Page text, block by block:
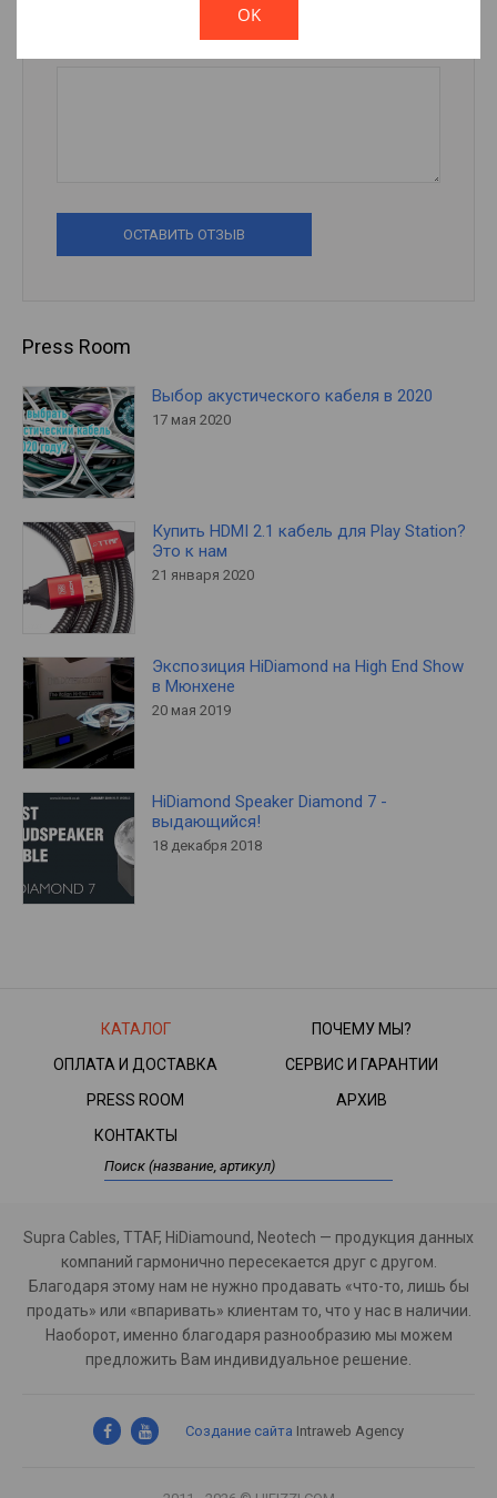
ОСТАВИТЬ ОТЗЫВ
Press Room
Выбор акустического кабеля в 2020
17 мая 2020
Купить HDMI 2.1 кабель для Play Station?
Это к нам
21 января 2020
Экспозиция HiDiamond на High End Show
в Мюнхене
20 мая 2019
HiDiamond Speaker Diamond 7 -
выдающийся!
18 декабря 2018
КАТАЛОГ
ПОЧЕМУ МЫ?
ОПЛАТА И ДОСТАВКА
СЕРВИС И ГАРАНТИИ
PRESS ROOM
АРХИВ
КОНТАКТЫ
Supra Cables, TTAF, HiDiamound, Neotech — продукция данных
компаний гармонично пересекается друг с другом.
Благодаря этому нам не нужно продавать «что-то, лишь бы
продать» или «впаривать» клиентам то, что у нас в наличии.
Наоборот, именно благодаря разнообразию мы можем
предложить Вам индивидуальное решение.
Создание сайта Intraweb Agency
OK